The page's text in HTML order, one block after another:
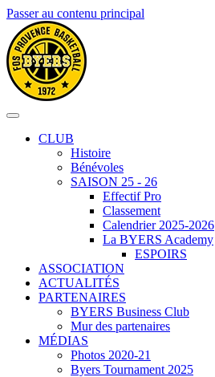
Passer au contenu principal
CLUB
Histoire
Bénévoles
SAISON 25 - 26
Effectif Pro
Classement
Calendrier 2025-2026
La BYERS Academy
ESPOIRS
ASSOCIATION
ACTUALITÉS
PARTENAIRES
BYERS Business Club
Mur des partenaires
MÉDIAS
Photos 2020-21
Byers Tournament 2025